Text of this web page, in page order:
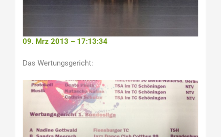
09. Mrz 2013 – 17:13:34
Das Wertungsgericht: